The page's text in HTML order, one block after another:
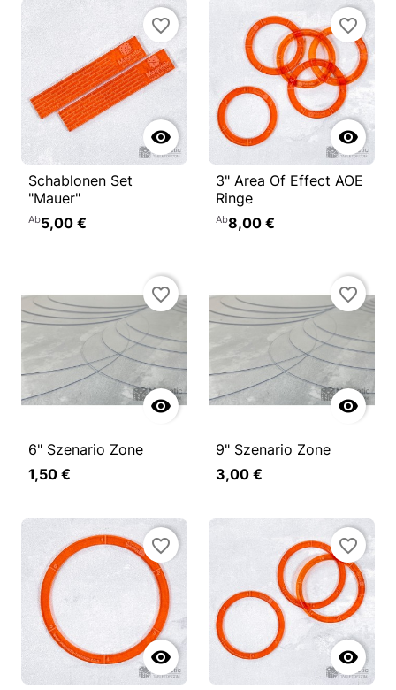

favorite_border
Schablonen Set
"Mauer"
Ab5,00 €

favorite_border
3" Area Of Effect AOE
Ringe
Ab8,00 €

favorite_border
6" Szenario Zone
1,50 €

favorite_border
9" Szenario Zone
3,00 €

favorite_border

favorite_border